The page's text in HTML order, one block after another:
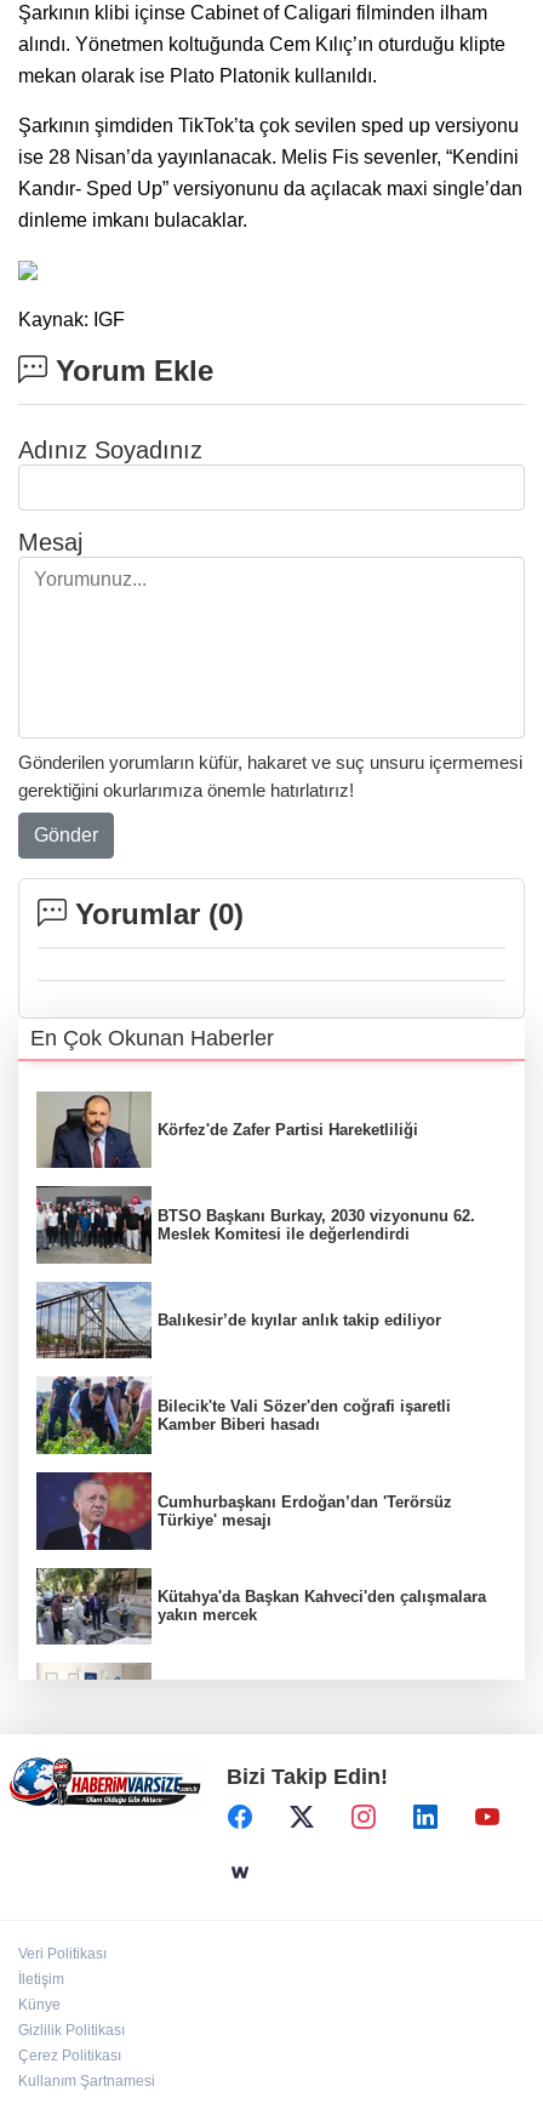
Şarkının klibi içinse Cabinet of Caligari filminden ilham
alındı. Yönetmen koltuğunda Cem Kılıç’ın oturduğu klipte
mekan olarak ise Plato Platonik kullanıldı.
Şarkının şimdiden TikTok’ta çok sevilen sped up versiyonu
ise 28 Nisan’da yayınlanacak. Melis Fis sevenler, “Kendini
Kandır- Sped Up” versiyonunu da açılacak maxi single’dan
dinleme imkanı bulacaklar.
Kaynak: IGF
Yorum Ekle
Adınız Soyadınız
Mesaj
Gönderilen yorumların küfür, hakaret ve suç unsuru içermemesi
gerektiğini okurlarımıza önemle hatırlatırız!
Gönder
Yorumlar (0)
En Çok Okunan Haberler
Körfez'de Zafer Partisi Hareketliliği
BTSO Başkanı Burkay, 2030 vizyonunu 62.
Meslek Komitesi ile değerlendirdi
Balıkesir’de kıyılar anlık takip ediliyor
Bilecik'te Vali Sözer'den coğrafi işaretli
Kamber Biberi hasadı
Cumhurbaşkanı Erdoğan’dan 'Terörsüz
Türkiye' mesajı
Kütahya'da Başkan Kahveci'den çalışmalara
yakın mercek
Denizli’den Adıyaman’a kardeşlik köprüsü
kuruldu
Ömer Çelik: 2 yıllık çalışmanın en önemli
Bizi Takip Edin!
Veri Politikası
İletişim
Künye
Gizlilik Politikası
Çerez Politikası
Kullanım Şartnamesi